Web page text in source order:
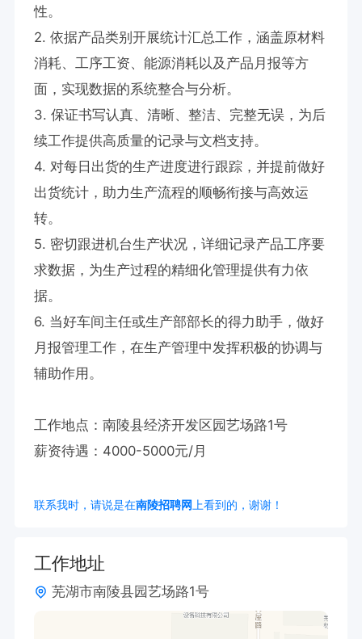
性。
2. 依据产品类别开展统计汇总工作，涵盖原材料
消耗、工序工资、能源消耗以及产品月报等方
面，实现数据的系统整合与分析。
3. 保证书写认真、清晰、整洁、完整无误，为后
续工作提供高质量的记录与文档支持。
4. 对每日出货的生产进度进行跟踪，并提前做好
出货统计，助力生产流程的顺畅衔接与高效运
转。
5. 密切跟进机台生产状况，详细记录产品工序要
求数据，为生产过程的精细化管理提供有力依
据。
6. 当好车间主任或生产部部长的得力助手，做好
月报管理工作，在生产管理中发挥积极的协调与
辅助作用。
工作地点：南陵县经济开发区园艺场路1号
薪资待遇：4000-5000元/月
联系我时，请说是在南陵招聘网 上看到的，谢谢！
工作地址
芜湖市南陵县园艺场路1号